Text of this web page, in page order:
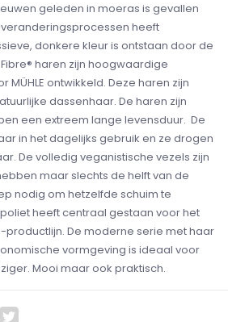
geleden in moeras is gevallen
heeft
donkere kleur is ontstaan door de
haren zijn hoogwaardige
MÜHLE ontwikkeld. Deze haren zijn
dassenhaar. De haren zijn
een extreem lange levensduur. De
in het dagelijks gebruik en ze drogen
De volledig veganistische vezels zijn
maar slechts de helft van de
nodig om hetzelfde schuim te
heeft centraal gestaan voor het
productlijn. De moderne serie met haar
vormgeving is ideaal voor
Mooi maar ook praktisch.